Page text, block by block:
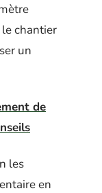
chantier
un
de
les
en